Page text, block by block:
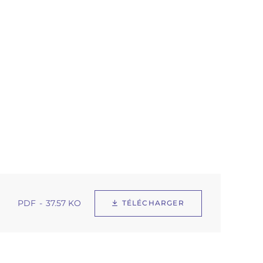
PDF 37.57 KO TÉLÉCHARGER